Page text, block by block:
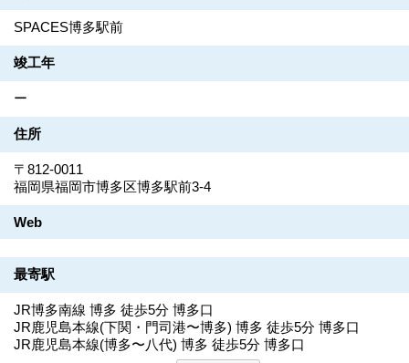
SPACES博多駅前
竣工年
ー
住所
〒812-0011
福岡県福岡市博多区博多駅前3-4
Web
最寄駅
JR博多南線 博多 徒歩5分 博多口
JR鹿児島本線(下関・門司港〜博多) 博多 徒歩5分 博多口
JR鹿児島本線(博多〜八代) 博多 徒歩5分 博多口